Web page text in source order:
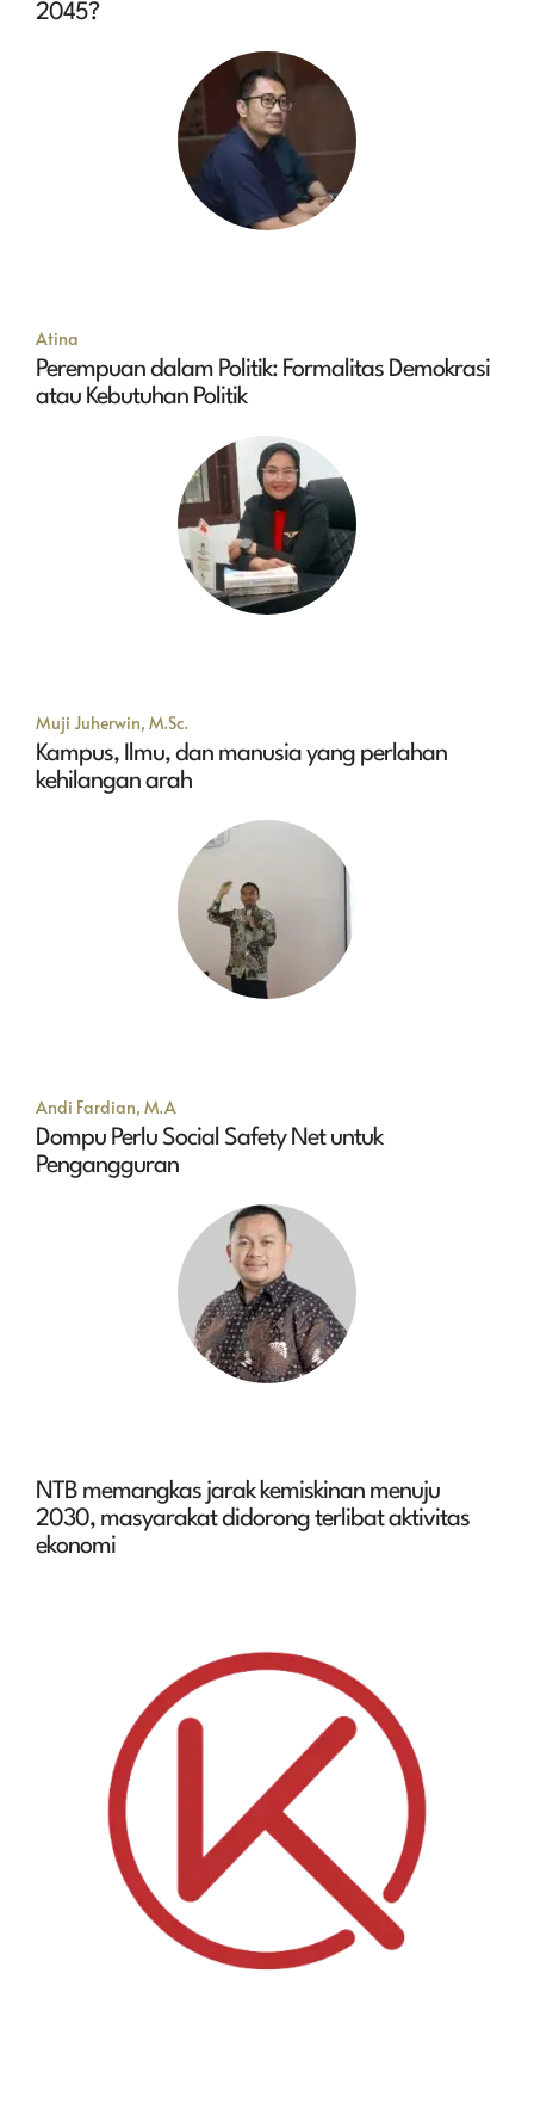
2045?
Atina
Perempuan dalam Politik: Formalitas Demokrasi
atau Kebutuhan Politik
Muji Juherwin, M.Sc.
Kampus, Ilmu, dan manusia yang perlahan
kehilangan arah
Andi Fardian, M.A
Dompu Perlu Social Safety Net untuk
Pengangguran
NTB memangkas jarak kemiskinan menuju
2030, masyarakat didorong terlibat aktivitas
ekonomi